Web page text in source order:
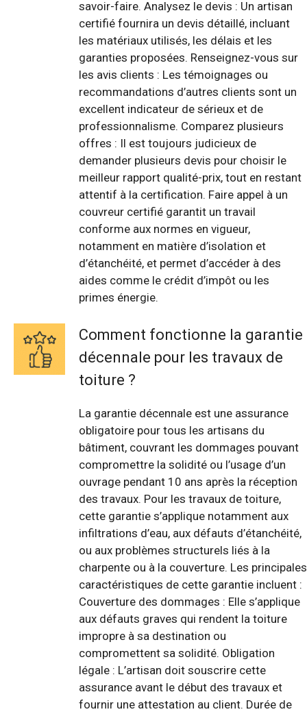
savoir-faire. Analysez le devis : Un artisan
certifié fournira un devis détaillé, incluant
les matériaux utilisés, les délais et les
garanties proposées. Renseignez-vous sur
les avis clients : Les témoignages ou
recommandations d’autres clients sont un
excellent indicateur de sérieux et de
professionnalisme. Comparez plusieurs
offres : Il est toujours judicieux de
demander plusieurs devis pour choisir le
meilleur rapport qualité-prix, tout en restant
attentif à la certification. Faire appel à un
couvreur certifié garantit un travail
conforme aux normes en vigueur,
notamment en matière d’isolation et
d’étanchéité, et permet d’accéder à des
aides comme le crédit d’impôt ou les
primes énergie.
Comment fonctionne la garantie
décennale pour les travaux de
toiture ?
La garantie décennale est une assurance
obligatoire pour tous les artisans du
bâtiment, couvrant les dommages pouvant
compromettre la solidité ou l’usage d’un
ouvrage pendant 10 ans après la réception
des travaux. Pour les travaux de toiture,
cette garantie s’applique notamment aux
infiltrations d’eau, aux défauts d’étanchéité,
ou aux problèmes structurels liés à la
charpente ou à la couverture. Les principales
caractéristiques de cette garantie incluent :
Couverture des dommages : Elle s’applique
aux défauts graves qui rendent la toiture
impropre à sa destination ou
compromettent sa solidité. Obligation
légale : L’artisan doit souscrire cette
assurance avant le début des travaux et
fournir une attestation au client. Durée de